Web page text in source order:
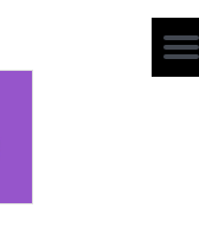
حساب کاربری من
خروج از حساب کاربری